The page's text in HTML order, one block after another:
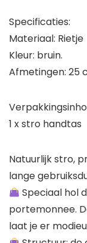
Specificaties:
Materiaal: Rietje
Kleur: bruin.
Afmetingen: 25
1 x stro handtas
Natuurlijk stro,
lange
Speciaal hol
portemonnee.
laat je er